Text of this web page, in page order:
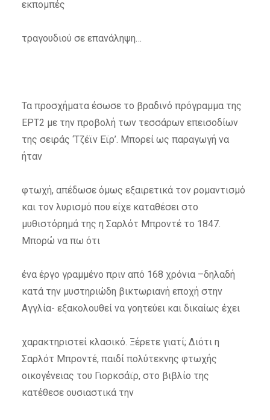
εκπομπές
τραγουδιού σε επανάληψη…
Τα προσχήματα έσωσε το βραδινό πρόγραμμα της
ΕΡΤ2 με την προβολή των τεσσάρων επεισοδίων
της σειράς ‘Τζέϊν Εϊρ’. Μπορεί ως παραγωγή να
ήταν
φτωχή, απέδωσε όμως εξαιρετικά τον ρομαντισμό
και τον λυρισμό που είχε καταθέσει στο
μυθιστόρημά της η Σαρλότ Μπροντέ το 1847.
Μπορώ να πω ότι
ένα έργο γραμμένο πριν από 168 χρόνια –δηλαδή
κατά την μυστηριώδη βικτωριανή εποχή στην
Αγγλία- εξακολουθεί να γοητεύει και δικαίως έχει
χαρακτηριστεί κλασικό. Ξέρετε γιατί; Διότι η
Σαρλότ Μπροντέ, παιδί πολύτεκνης φτωχής
οικογένειας του Γιορκσάϊρ, στο βιβλίο της
κατέθεσε ουσιαστικά την